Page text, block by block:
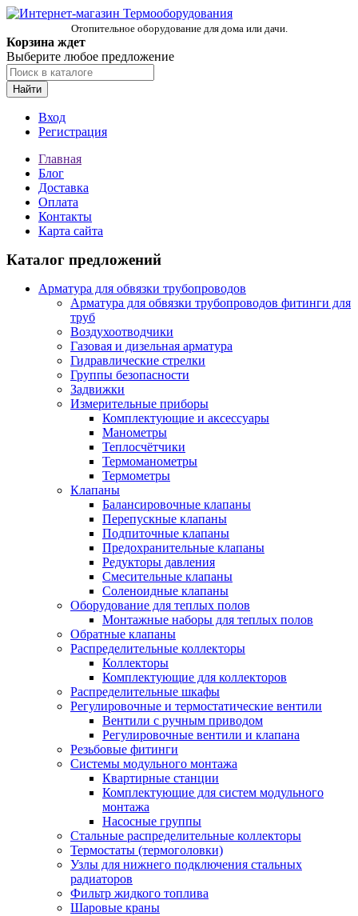
Отопительное оборудование для дома или дачи.
Корзина ждет
Выберите любое предложение
Найти
Вход
Регистрация
Главная
Блог
Доставка
Оплата
Контакты
Карта сайта
Каталог предложений
Арматура для обвязки трубопроводов
Арматура для обвязки трубопроводов фитинги для
труб
Воздухоотводчики
Газовая и дизельная арматура
Гидравлические стрелки
Группы безопасности
Задвижки
Измерительные приборы
Комплектующие и аксессуары
Манометры
Теплосчётчики
Термоманометры
Термометры
Клапаны
Балансировочные клапаны
Перепускные клапаны
Подпиточные клапаны
Предохранительные клапаны
Редукторы давления
Смесительные клапаны
Соленоидные клапаны
Оборудование для теплых полов
Монтажные наборы для теплых полов
Обратные клапаны
Распределительные коллекторы
Коллекторы
Комплектующие для коллекторов
Распределительные шкафы
Регулировочные и термостатические вентили
Вентили с ручным приводом
Регулировочные вентили и клапана
Резьбовые фитинги
Системы модульного монтажа
Квартирные станции
Комплектующие для систем модульного
монтажа
Насосные группы
Стальные распределительные коллекторы
Термостаты (термоголовки)
Узлы для нижнего подключения стальных
радиаторов
Фильтр жидкого топлива
Шаровые краны